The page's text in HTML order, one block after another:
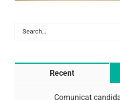
Search
for:
Recent
Comunicat